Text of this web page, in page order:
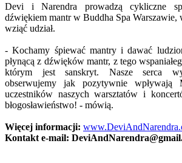
Devi i Narendra prowadzą cykliczne
dźwiękiem mantr w Buddha Spa Warszawie,
wziąć udział.
- Kochamy śpiewać mantry i dawać
płynącą z dźwięków mantr, z tego
którym jest sanskryt. Nasze serca
obserwujemy jak pozytywnie
uczestników naszych warsztatów i
błogosławieństwo! - mówią.
Więcej informacji:
Kontakt e-mail: